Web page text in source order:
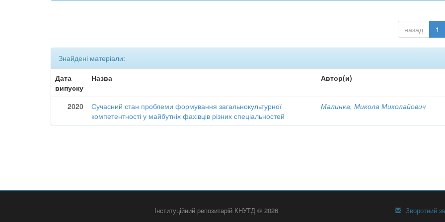
назад 1
Знайдені матеріали:
Дата
випуску
Назва Автор(и)
2020
Сучасний стан проблеми формування загальнокультурної
компетентності у майбутніх фахівців різних спеціальностей
Малинка, Микола Миколайович
Інституційний репозитарій КНУТД © 2026 Зворотний